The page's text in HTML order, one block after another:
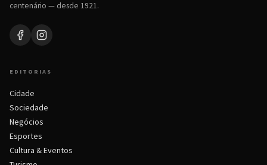
centenário — desde 1921.
EDITORIAS
Cidade
Sociedade
Negócios
Esportes
Cultura & Eventos